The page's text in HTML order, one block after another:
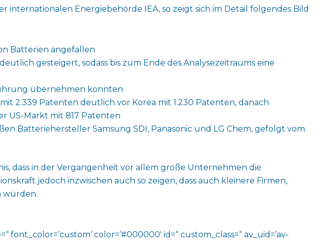
internationalen Energiebehörde IEA, so zeigt sich im Detail folgendes Bild
Batterien angefallen
gesteigert, sodass bis zum Ende des Analysezeitraums eine
übernehmen konnten
2.339 Patenten deutlich vor Korea mit 1.230 Patenten, danach
US-Markt mit 817 Patenten
Batteriehersteller Samsung SDI, Panasonic und LG Chem, gefolgt vom
dass in der Vergangenheit vor allem große Unternehmen die
jedoch inzwischen auch so zeigen, dass auch kleinere Firmen,
würden.
color=’#000000′ id=“ custom_class=“ av_uid=’av-